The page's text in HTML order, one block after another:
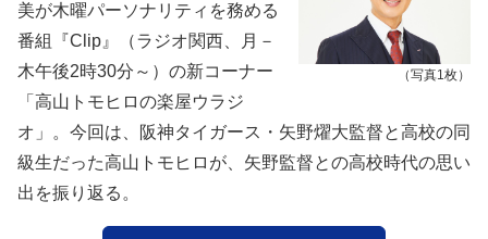
（写真1枚）
美が木曜パーソナリティを務める
番組『Clip』（ラジオ関西、月－
木午後2時30分～）の新コーナー
「高山トモヒロの楽屋ウラジ
オ」。今回は、阪神タイガース・矢野燿大監督と高校の同
級生だった高山トモヒロが、矢野監督との高校時代の思い
出を振り返る。